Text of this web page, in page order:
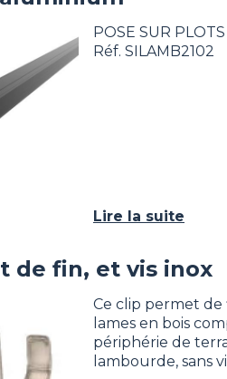
POSE SUR PLOTS
Réf. SILAMB2102
Lire la suite
de fin, et vis inox
Ce clip permet de
lames en bois
périphérie de
lambourde, sans